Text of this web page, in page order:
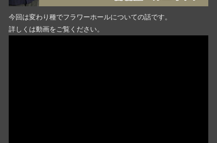
今回は変わり種でフラワーホールについての話です。
詳しくは動画をご覧ください。